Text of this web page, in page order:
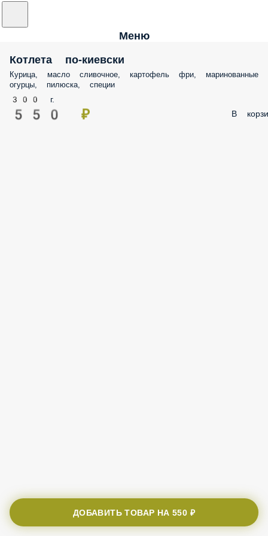
Меню
Котлета по-киевски
Курица, масло сливочное, картофель фри, маринованные
огурцы, пилюска, специи
300 г.
550 ₽ В
ДОБАВИТЬ ТОВАР НА550 ₽